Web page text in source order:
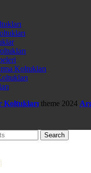
Koltukları
Koltukları theme 2024
Search